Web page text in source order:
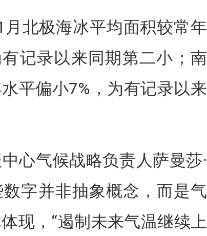
北极海冰平均面积较常年
记录以来同期第二小；南
平偏小7%，为有记录以来
心气候战略负责人萨曼莎·
字并非抽象概念，而是气
现，“遏制未来气温继续上